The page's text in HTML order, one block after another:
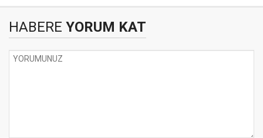
HABERE YORUM KAT